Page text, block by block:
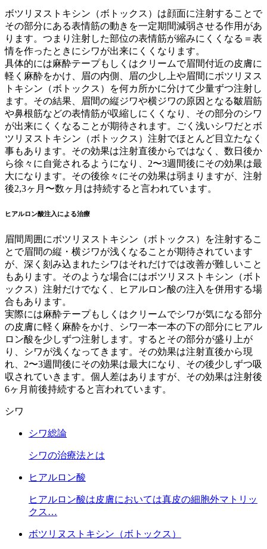
ボツリヌストキシン（ボトックス）は顔面に注射することで
その部分にある表情筋の動きを一定期間減弱させる作用があ
ります。つまり注射した部位の表情筋が縮みにくくなる＝表
情を作ったときにシワが出来にくくなります。
具体的には麻酔テープもしくはクリームで眉間付近の皮膚に
軽く麻酔をかけ、眉の内側、眉の少し上や眉間にボツリヌス
トキシン（ボトックス）を何カ所かに分けて少量ずつ注射し
ます。その結果、眉間の縦ジワや横ジワの原因となる皺眉筋
や鼻根筋などの表情筋が収縮しにくくなり、その部分のシワ
が出来にくくなることが期待されます。ごく浅いシワだとボ
ツリヌストキシン（ボトックス）注射でほとんど目立たなく
事もあります。その効果は注射直後からではなく、数日後か
ら徐々に自覚されるようになり、2〜3週間後にその効果は最
大になります。その後徐々にその効果は弱まりますが、注射
後2,3ヶ月〜数ヶ月は持続すると言われています。
ヒアルロン酸注入による治療
眉間周囲にボツリヌストキシン（ボトックス）を注射するこ
とで眉間の縦・横ジワが浅くなることが期待されています
が、深く刻み込まれたシワはそれだけでは改善が難しいこと
もあります。そのような場合にはボツリヌストキシン（ボト
ックス）注射だけでなく、ヒアルロン酸の注入を併用する場
合もあります。
実際には麻酔テープもしくはクリームでシワが気になる部分
の皮膚に軽く麻酔をかけ、シワ一本一本の下の部分にヒアル
ロン酸を少しずつ注射します。するとその部分が盛り上が
り、シワが浅くなってきます。その効果は注射直後から現
れ、2〜3週間後にその効果は最大になり、その後少しずつ吸
収されていきます。個人差はありますが、その効果は注射後
6ヶ月前後持続すると言われています。
シワ
シワ総論
シワの治療法とは
ヒアルロン酸
ヒアルロン酸は皮膚においては真皮の細胞外マトリッ
クス…
ボツリヌストキシン（ボトックス）